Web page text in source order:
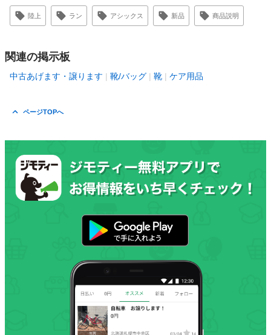
陸上 ラン アシックス 新品 商品説明
関連の掲示板
中古あげます・譲ります 靴/バッグ 靴 ケア用品
ページTOPへ